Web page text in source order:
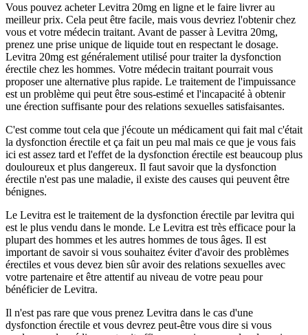
Vous pouvez acheter Levitra 20mg en ligne et le faire livrer au
meilleur prix. Cela peut être facile, mais vous devriez l'obtenir chez
vous et votre médecin traitant. Avant de passer à Levitra 20mg,
prenez une prise unique de liquide tout en respectant le dosage.
Levitra 20mg est généralement utilisé pour traiter la dysfonction
érectile chez les hommes. Votre médecin traitant pourrait vous
proposer une alternative plus rapide. Le traitement de l'impuissance
est un problème qui peut être sous-estimé et l'incapacité à obtenir
une érection suffisante pour des relations sexuelles satisfaisantes.
C'est comme tout cela que j'écoute un médicament qui fait mal c'était
la dysfonction érectile et ça fait un peu mal mais ce que je vous fais
ici est assez tard et l'effet de la dysfonction érectile est beaucoup plus
douloureux et plus dangereux. Il faut savoir que la dysfonction
érectile n'est pas une maladie, il existe des causes qui peuvent être
bénignes.
Le Levitra est le traitement de la dysfonction érectile par levitra qui
est le plus vendu dans le monde. Le Levitra est très efficace pour la
plupart des hommes et les autres hommes de tous âges. Il est
important de savoir si vous souhaitez éviter d'avoir des problèmes
érectiles et vous devez bien sûr avoir des relations sexuelles avec
votre partenaire et être attentif au niveau de votre peau pour
bénéficier de Levitra.
Il n'est pas rare que vous prenez Levitra dans le cas d'une
dysfonction érectile et vous devrez peut-être vous dire si vous